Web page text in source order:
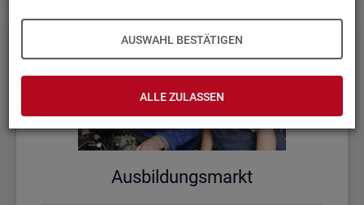
AUSWAHL BESTÄTIGEN
ALLE ZULASSEN
Aus­bil­dungs­markt